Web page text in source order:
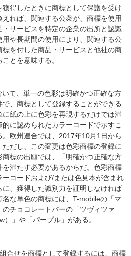
得したときに商標として保護を受け
れば、関連する公衆が、商標を使用
サービスを特定の企業の出所と認識
や長期間の使用により、関連する公
を付した商品・サービスと他社の商
とを意味する。
て、単一の色彩は明確かつ正確な方
、商標として登録することができる
紙の上に色彩を再現するだけでは満
に認められたカラーコードで示すこ
欧州連合では、2017年10月1日から
だし、この変更は色彩商標の登録に
標の出願では、「明確かつ正確な方
満たす必要があるからだ。色彩商標
コードおよび/または色見本が含まれ
、獲得した識別力を証明しなければ
な単色の商標には、T-mobileの「マ
チョコレートバーの「ツヴィツァ
」や「パープル」がある。
合せを商標として登録するには、商標